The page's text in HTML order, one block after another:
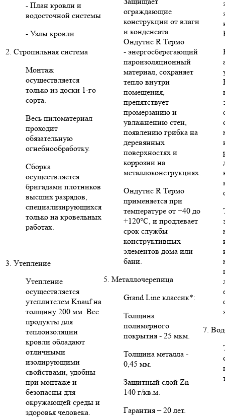
- План кровли и
водосточной системы
- Узлы кровли
2. Стропильная система
Монтаж
осуществляется
только из доски 1-го
сорта.
Весь пиломатериал
проходит
обязательную
огнебиообработку.
Сборка
осуществляется
бригадами плотников
высших разрядов,
специализирующихся
только на кровельных
работах.
3. Утепление
Утепление
осуществляется
утеплителем Knauf на
толщину 200 мм. Все
продукты для
теплоизоляции
кровли обладают
отличными
изолирующими
свойствами, удобны
при монтаже и
безопасны для
окружающей среды и
здоровья человека.
ограждающие
конструкции от влаги
и конденсата.
Ондутис R Термо
- энергосберегающий
пароизоляционный
материал, сохраняет
тепло внутри
помещения,
препятствует
промерзанию и
увлажнению стен,
появлению грибка на
деревянных
поверхностях и
коррозии на
металлоконструкциях.
Ондутис R Термо
применяется при
температуре от −40 до
+120°C, и продлевает
срок службы
конструктивных
элементов дома или
бани.
5. Металлочерепица
Grand Line классик*:
Толщина
полимерного
покрытия - 25 мкм.
Толщина металла -
0,45 мм.
Защитный слой Zn
140 г/кв.м.
Гарантия – 20 лет.
7.